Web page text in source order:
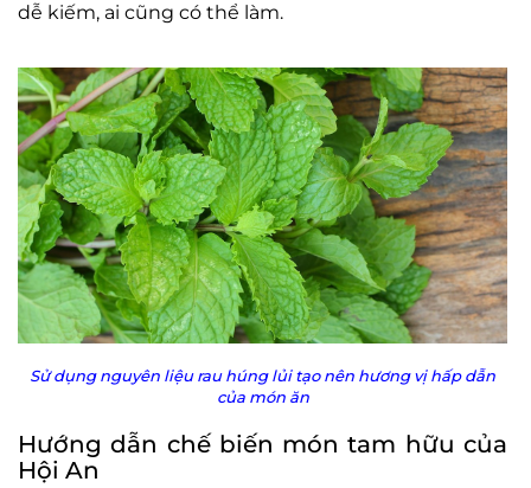
dễ kiếm, ai cũng có thể làm.
Sử dụng nguyên liệu rau húng lủi tạo nên hương vị hấp dẫn
của món ăn
Hướng dẫn chế biến món tam hữu của
Hội An